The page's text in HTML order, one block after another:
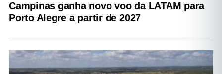
Campinas ganha novo voo da LATAM para
Porto Alegre a partir de 2027